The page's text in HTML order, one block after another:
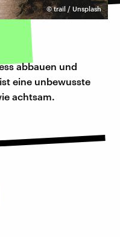
©trail / Unsplash
abbauen und
eine unbewusste
achtsam.